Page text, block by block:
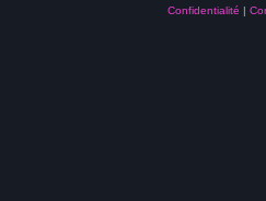
Confidentialité